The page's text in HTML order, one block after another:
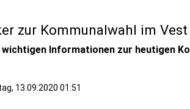
zur Kommunalwahl im Vest
Informationen zur heutigen
13.09.2020 01:51